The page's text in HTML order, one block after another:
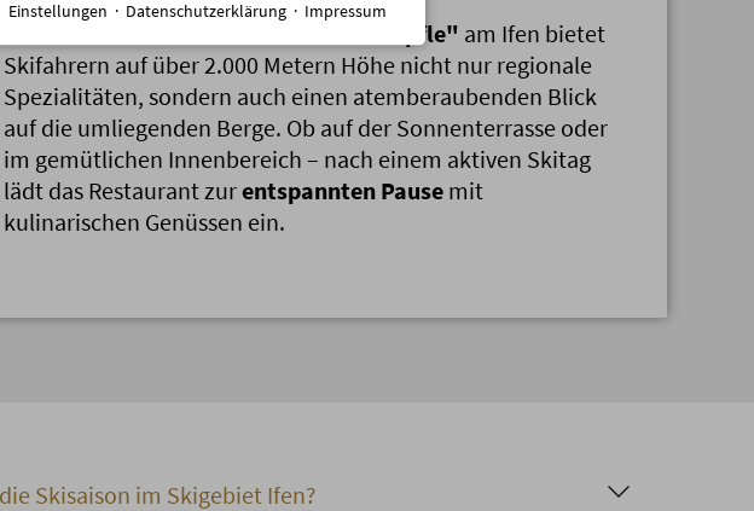
Panorama-Restaurant "Hahnenköpfle" am Ifen bietet
Skifahrern auf über 2.000 Metern Höhe nicht nur regionale
Spezialitäten, sondern auch einen atemberaubenden Blick
auf die umliegenden Berge. Ob auf der Sonnenterrasse oder
im gemütlichen Innenbereich – nach einem aktiven Skitag
lädt das Restaurant zurentspannten Pause mit
kulinarischen Genüssen ein.
Skisaison im Skigebiet Ifen?
Einstellungen · Datenschutzerklärung · Impressum